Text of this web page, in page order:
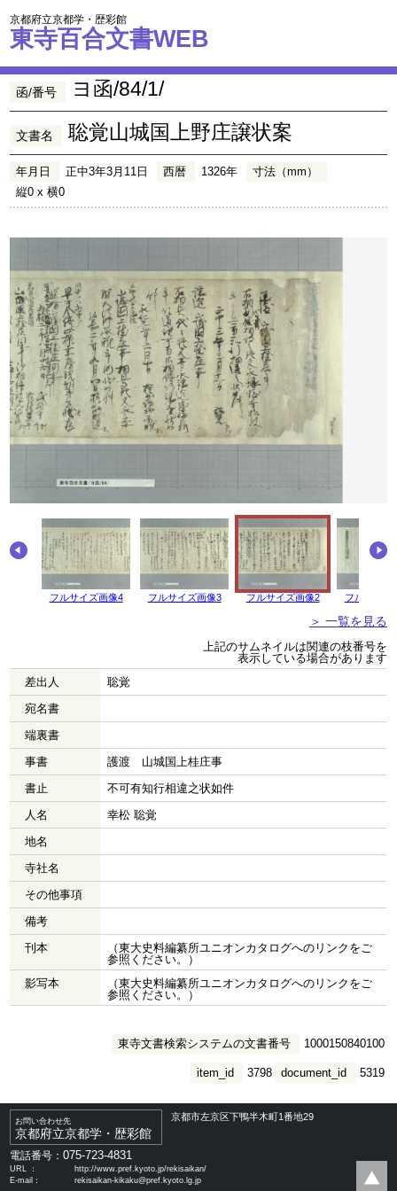
京都府立京都学・歴彩館
東寺百合文書WEB
函/番号 ヨ函/84/1/
文書名 聡覚山城国上野庄譲状案
年月日 正中3年3月11日 西暦 1326年
寸法（mm）
縦0 x 横0
フルサイズ画像4 フルサイズ画像3 フルサイズ画像2 フルサイズ
＞ 一覧を見る
上記のサムネイルは関連の枝番号を
表示している場合があります
差出人
聡覚
宛名書
端裏書
事書
護渡 山城国上桂庄事
書止
不可有知行相違之状如件
人名
幸松 聡覚
地名
寺社名
その他事項
備考
刊本
（東大史料編纂所ユニオンカタログへのリンクをご
参照ください。）
影写本
（東大史料編纂所ユニオンカタログへのリンクをご
参照ください。）
東寺文書検索システムの文書番号 1000150840100
document_id 5319
item_id 3798
お問い合わせ先
京都府立京都学・歴彩館
京都市左京区下鴨半木町1番地29
電話番号：075-723-4831
URL ：
http://www.pref.kyoto.jp/rekisaikan/
E-mail：
rekisaikan-kikaku@pref.kyoto.lg.jp